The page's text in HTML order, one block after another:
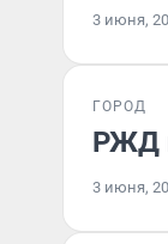
3 июня,
ГОРОД
РЖД
3 июня,